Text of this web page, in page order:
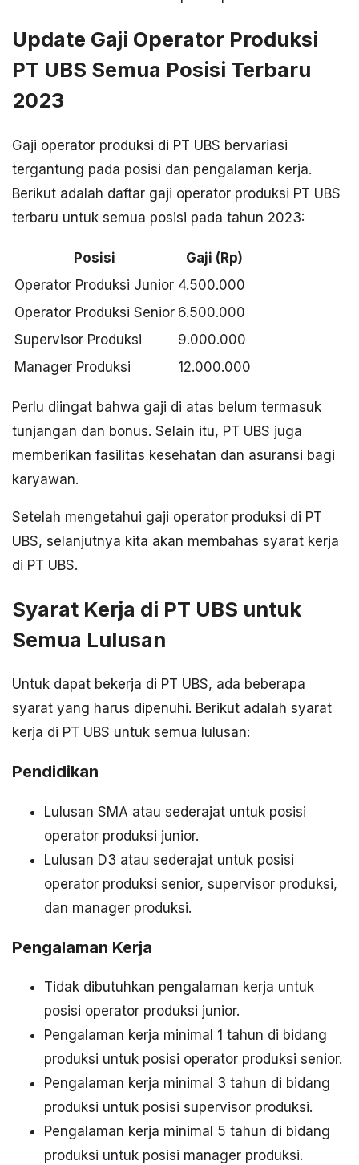
Update Gaji Operator Produksi
PT UBS Semua Posisi Terbaru
2023
Gaji operator produksi di PT UBS bervariasi
tergantung pada posisi dan pengalaman kerja.
Berikut adalah daftar gaji operator produksi PT UBS
terbaru untuk semua posisi pada tahun 2023:
Posisi
Gaji (Rp)
Operator Produksi Junior 4.500.000
Operator Produksi Senior 6.500.000
Supervisor Produksi
9.000.000
Manager Produksi
12.000.000
Perlu diingat bahwa gaji di atas belum termasuk
tunjangan dan bonus. Selain itu, PT UBS juga
memberikan fasilitas kesehatan dan asuransi bagi
karyawan.
Setelah mengetahui gaji operator produksi di PT
UBS, selanjutnya kita akan membahas syarat kerja
di PT UBS.
Syarat Kerja di PT UBS untuk
Semua Lulusan
Untuk dapat bekerja di PT UBS, ada beberapa
syarat yang harus dipenuhi. Berikut adalah syarat
kerja di PT UBS untuk semua lulusan:
Pendidikan
Lulusan SMA atau sederajat untuk posisi
operator produksi junior.
Lulusan D3 atau sederajat untuk posisi
operator produksi senior, supervisor produksi,
dan manager produksi.
Pengalaman Kerja
Tidak dibutuhkan pengalaman kerja untuk
posisi operator produksi junior.
Pengalaman kerja minimal 1 tahun di bidang
produksi untuk posisi operator produksi senior.
Pengalaman kerja minimal 3 tahun di bidang
produksi untuk posisi supervisor produksi.
Pengalaman kerja minimal 5 tahun di bidang
produksi untuk posisi manager produksi.